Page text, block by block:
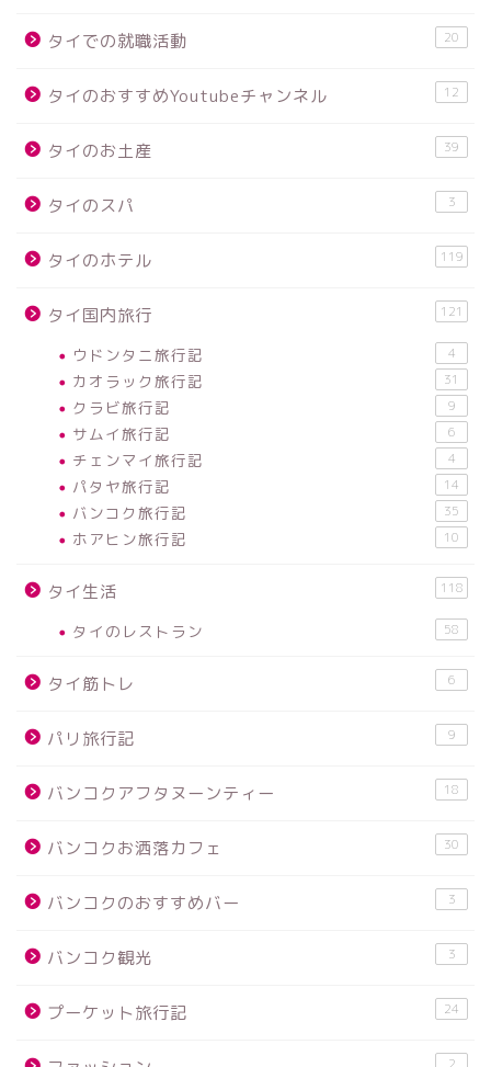
タイでの就職活動 20
タイのおすすめYoutubeチャンネル 12
タイのお土産 39
タイのスパ 3
タイのホテル 119
タイ国内旅行 121
ウドンタニ旅行記 4
カオラック旅行記 31
クラビ旅行記 9
サムイ旅行記 6
チェンマイ旅行記 4
パタヤ旅行記 14
バンコク旅行記 35
ホアヒン旅行記 10
タイ生活 118
タイのレストラン 58
タイ筋トレ 6
パリ旅行記 9
バンコクアフタヌーンティー 18
バンコクお洒落カフェ 30
バンコクのおすすめバー 3
バンコク観光 3
プーケット旅行記 24
2